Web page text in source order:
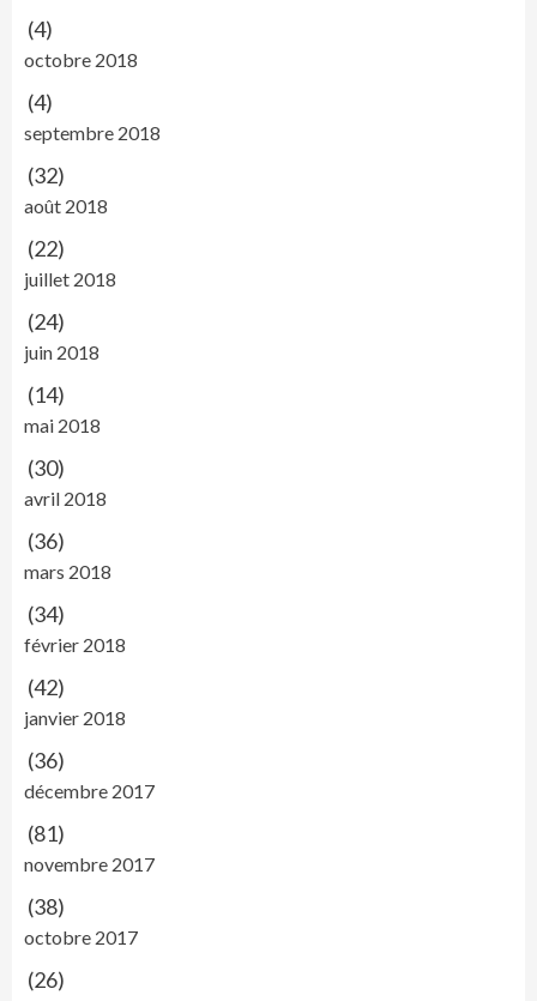
(4)
octobre 2018
(4)
septembre 2018
(32)
août 2018
(22)
juillet 2018
(24)
juin 2018
(14)
mai 2018
(30)
avril 2018
(36)
mars 2018
(34)
février 2018
(42)
janvier 2018
(36)
décembre 2017
(81)
novembre 2017
(38)
octobre 2017
(26)